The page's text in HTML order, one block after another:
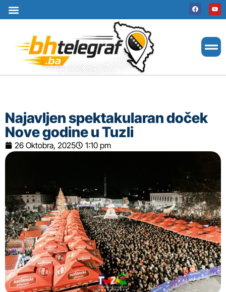
Najavljen spektakularan doček
Nove godine u Tuzli
26 Oktobra, 2025 1:10 pm